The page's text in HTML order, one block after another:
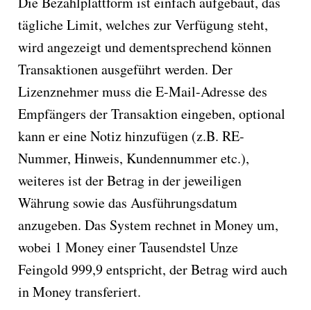
tägliche Limit, welches zur Verfügung steht,
wird angezeigt und dementsprechend können
Transaktionen ausgeführt werden. Der
Lizenznehmer muss die E-Mail-Adresse des
Empfängers der Transaktion eingeben, optional
kann er eine Notiz hinzufügen (z.B. RE-
Nummer, Hinweis, Kundennummer etc.),
weiteres ist der Betrag in der jeweiligen
Währung sowie das Ausführungsdatum
anzugeben. Das System rechnet in Money um,
wobei 1 Money einer Tausendstel Unze
Feingold 999,9 entspricht, der Betrag wird auch
in Money transferiert.